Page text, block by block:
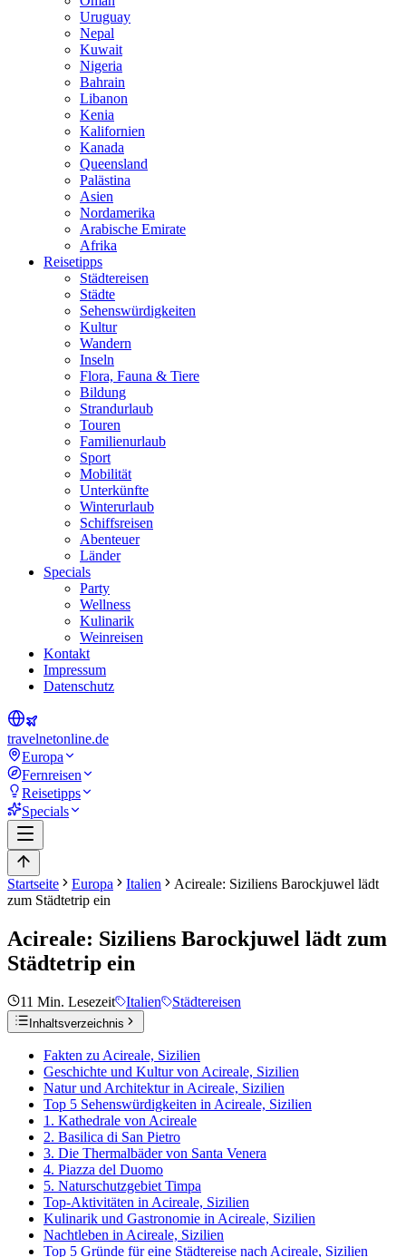
Uruguay
Nepal
Kuwait
Nigeria
Bahrain
Libanon
Kenia
Kalifornien
Kanada
Queensland
Palästina
Asien
Nordamerika
Arabische Emirate
Afrika
Reisetipps
Städtereisen
Städte
Sehenswürdigkeiten
Kultur
Wandern
Inseln
Flora, Fauna & Tiere
Bildung
Strandurlaub
Touren
Familienurlaub
Sport
Mobilität
Unterkünfte
Winterurlaub
Schiffsreisen
Abenteuer
Länder
Specials
Party
Wellness
Kulinarik
Weinreisen
Kontakt
Impressum
Datenschutz
travelnetonline.de
Europa
Fernreisen
Reisetipps
Specials
Startseite Europa Italien
Acireale: Siziliens Barockjuwel lädt
zum Städtetrip ein
Acireale: Siziliens Barockjuwel lädt zum
Städtetrip ein
11 Min. Lesezeit Italien Städtereisen
Inhaltsverzeichnis
Fakten zu Acireale, Sizilien
Geschichte und Kultur von Acireale, Sizilien
Natur und Architektur in Acireale, Sizilien
Top 5 Sehenswürdigkeiten in Acireale, Sizilien
1. Kathedrale von Acireale
2. Basilica di San Pietro
3. Die Thermalbäder von Santa Venera
4. Piazza del Duomo
5. Naturschutzgebiet Timpa
Top-Aktivitäten in Acireale, Sizilien
Kulinarik und Gastronomie in Acireale, Sizilien
Nachtleben in Acireale, Sizilien
Top 5 Gründe für eine Städtereise nach Acireale, Sizilien